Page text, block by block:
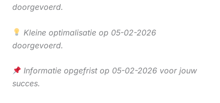
doorgevoerd.
Kleine optimalisatie op 05-02-2026
doorgevoerd.
Informatie opgefrist op 05-02-2026 voor jouw
succes.